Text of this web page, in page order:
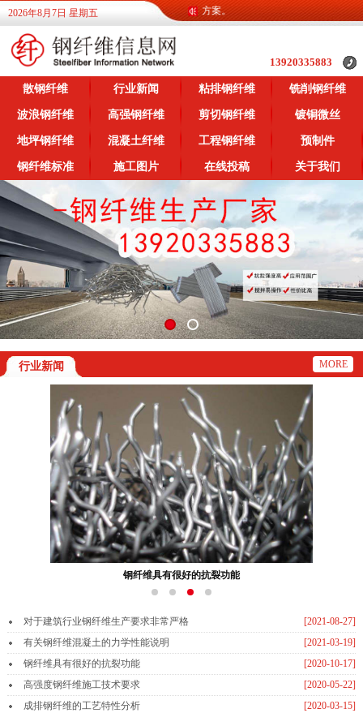
2026年8月7日 星期五
大客户提供各类钢纤维信息，提供各类施工方案。
13920335883
散钢纤维 行业新闻 粘排钢纤维 铣削钢纤维
波浪钢纤维 高强钢纤维 剪切钢纤维 镀铜微丝
地坪钢纤维 混凝土纤维 工程钢纤维 预制件
钢纤维标准 施工图片 在线投稿 关于我们
行业新闻 MORE
钢纤维具有很好的抗裂功能
[2021-08-27]
对于建筑行业钢纤维生产要求非常严格
[2021-03-19]
有关钢纤维混凝土的力学性能说明
[2020-10-17]
钢纤维具有很好的抗裂功能
[2020-05-22]
高强度钢纤维施工技术要求
[2020-03-15]
成排钢纤维的工艺特性分析